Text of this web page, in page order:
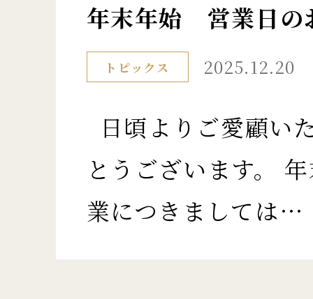
年末年始 営業日の
トピックス 2025.12.20
日頃よりご愛顧い
とうございます。
業につきましては…